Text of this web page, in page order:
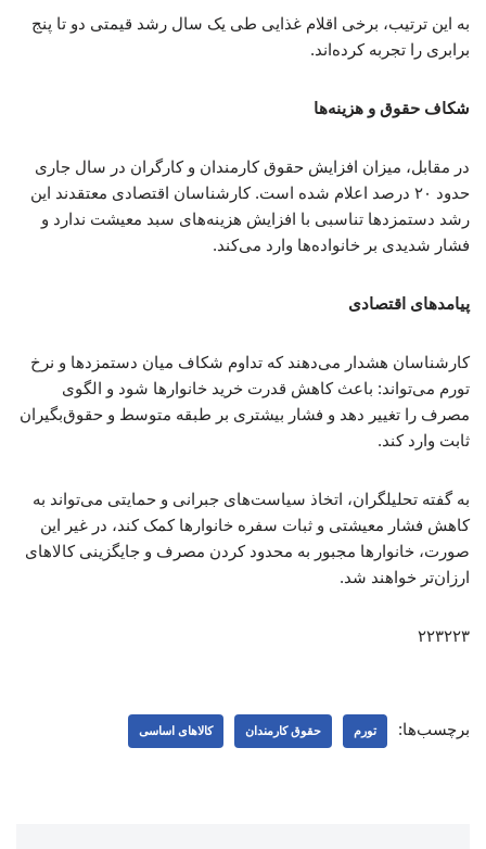
به این ترتیب، برخی اقلام غذایی طی یک سال رشد قیمتی دو تا پنج
برابری را تجربه کرده‌اند.
شکاف حقوق و هزینه‌ها
در مقابل، میزان افزایش حقوق کارمندان و کارگران در سال جاری
حدود ۲۰ درصد اعلام شده است. کارشناسان اقتصادی معتقدند این
رشد دستمزدها تناسبی با افزایش هزینه‌های سبد معیشت ندارد و
فشار شدیدی بر خانواده‌ها وارد می‌کند.
پیامدهای اقتصادی
کارشناسان هشدار می‌دهند که تداوم شکاف میان دستمزدها و نرخ
تورم می‌تواند: باعث کاهش قدرت خرید خانوارها شود و الگوی
مصرف را تغییر دهد و فشار بیشتری بر طبقه متوسط و حقوق‌بگیران
ثابت وارد کند.
به گفته تحلیلگران، اتخاذ سیاست‌های جبرانی و حمایتی می‌تواند به
کاهش فشار معیشتی و ثبات سفره خانوارها کمک کند، در غیر این
صورت، خانوارها مجبور به محدود کردن مصرف و جایگزینی کالاهای
ارزان‌تر خواهند شد.
۲۲۳۲۲۳
برچسب‌ها: تورم حقوق کارمندان کالاهای اساسی